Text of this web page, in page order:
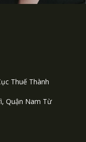
Thuế Thành
Quận Nam Từ